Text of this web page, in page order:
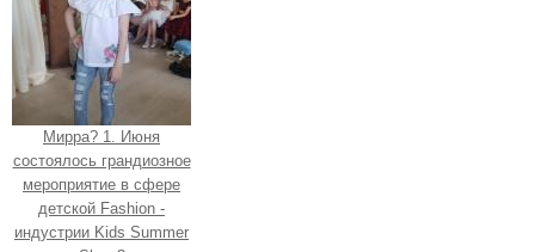
Мирра? 1. Июня
состоялось грандиозное
мероприятие в сфере
детской Fashion -
индустрии Kids Summer